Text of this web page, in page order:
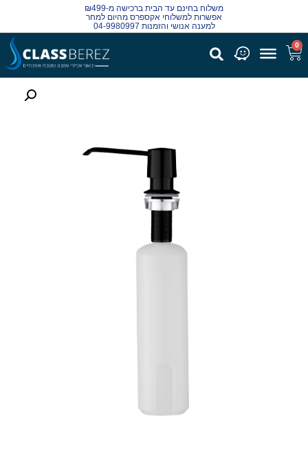
משלוח בחינם עד הבית ברכישה מ-₪499
אפשרות למשלוחי אקספרס מהיום למחר
למענה אנושי והזמנות 04-9980997
0